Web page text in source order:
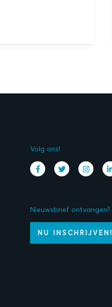
Volg ons!
Nieuwsbrief ontvangen?
NU INSCHRIJVEN!